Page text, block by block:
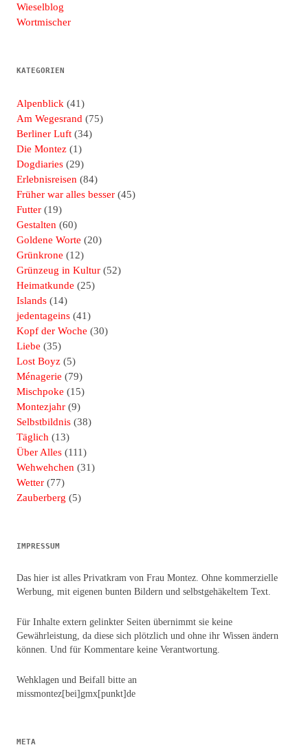
Wieselblog
Wortmischer
KATEGORIEN
Alpenblick (41)
Am Wegesrand (75)
Berliner Luft (34)
Die Montez (1)
Dogdiaries (29)
Erlebnisreisen (84)
Früher war alles besser (45)
Futter (19)
Gestalten (60)
Goldene Worte (20)
Grünkrone (12)
Grünzeug in Kultur (52)
Heimatkunde (25)
Islands (14)
jedentageins (41)
Kopf der Woche (30)
Liebe (35)
Lost Boyz (5)
Ménagerie (79)
Mischpoke (15)
Montezjahr (9)
Selbstbildnis (38)
Täglich (13)
Über Alles (111)
Wehwehchen (31)
Wetter (77)
Zauberberg (5)
IMPRESSUM
Das hier ist alles Privatkram von Frau Montez. Ohne kommerzielle
Werbung, mit eigenen bunten Bildern und selbstgehäkeltem Text.
Für Inhalte extern gelinkter Seiten übernimmt sie keine
Gewährleistung, da diese sich plötzlich und ohne ihr Wissen ändern
können. Und für Kommentare keine Verantwortung.
Wehklagen und Beifall bitte an
missmontez[bei]gmx[punkt]de
META